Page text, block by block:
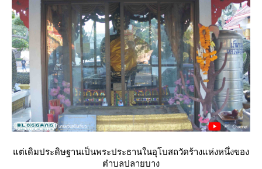
ต่เดิมประดิษฐานเป็นพระประธานในอุโบสถวัดร้างแห่งหนึ่งของ
ตำบลปลายบาง